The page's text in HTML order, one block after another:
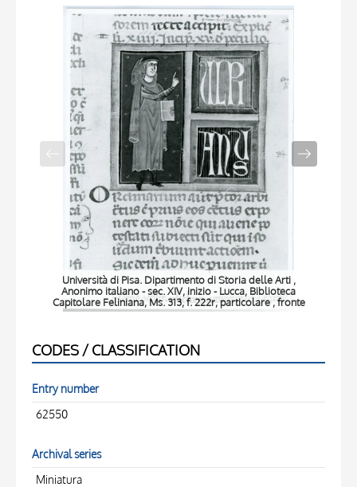
Università di Pisa. Dipartimento di Storia delle Arti ,
Anonimo italiano - sec. XIV, inizio - Lucca, Biblioteca
Capitolare Feliniana, Ms. 313, f. 222r, particolare , fronte
CODES / CLASSIFICATION
Entry number
62550
Archival series
Miniatura